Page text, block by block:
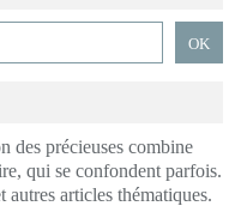
des précieuses combine
qui se confondent parfois.
autres articles thématiques.